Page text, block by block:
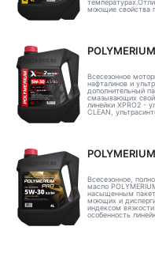
моющие свойства
Всесезонное
нафталинов и
дополнительный
смазывающих
линейки XPRO2 -
CLEAN,
Всесезонное,
масло
насыщенным
моющих и
индексом
особенность